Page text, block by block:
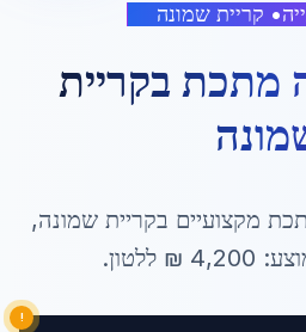
• קריית שמונה
מתכת בקריית
מקצועיים בקריית שמונה,
4,200 ₪ ללטון.
!